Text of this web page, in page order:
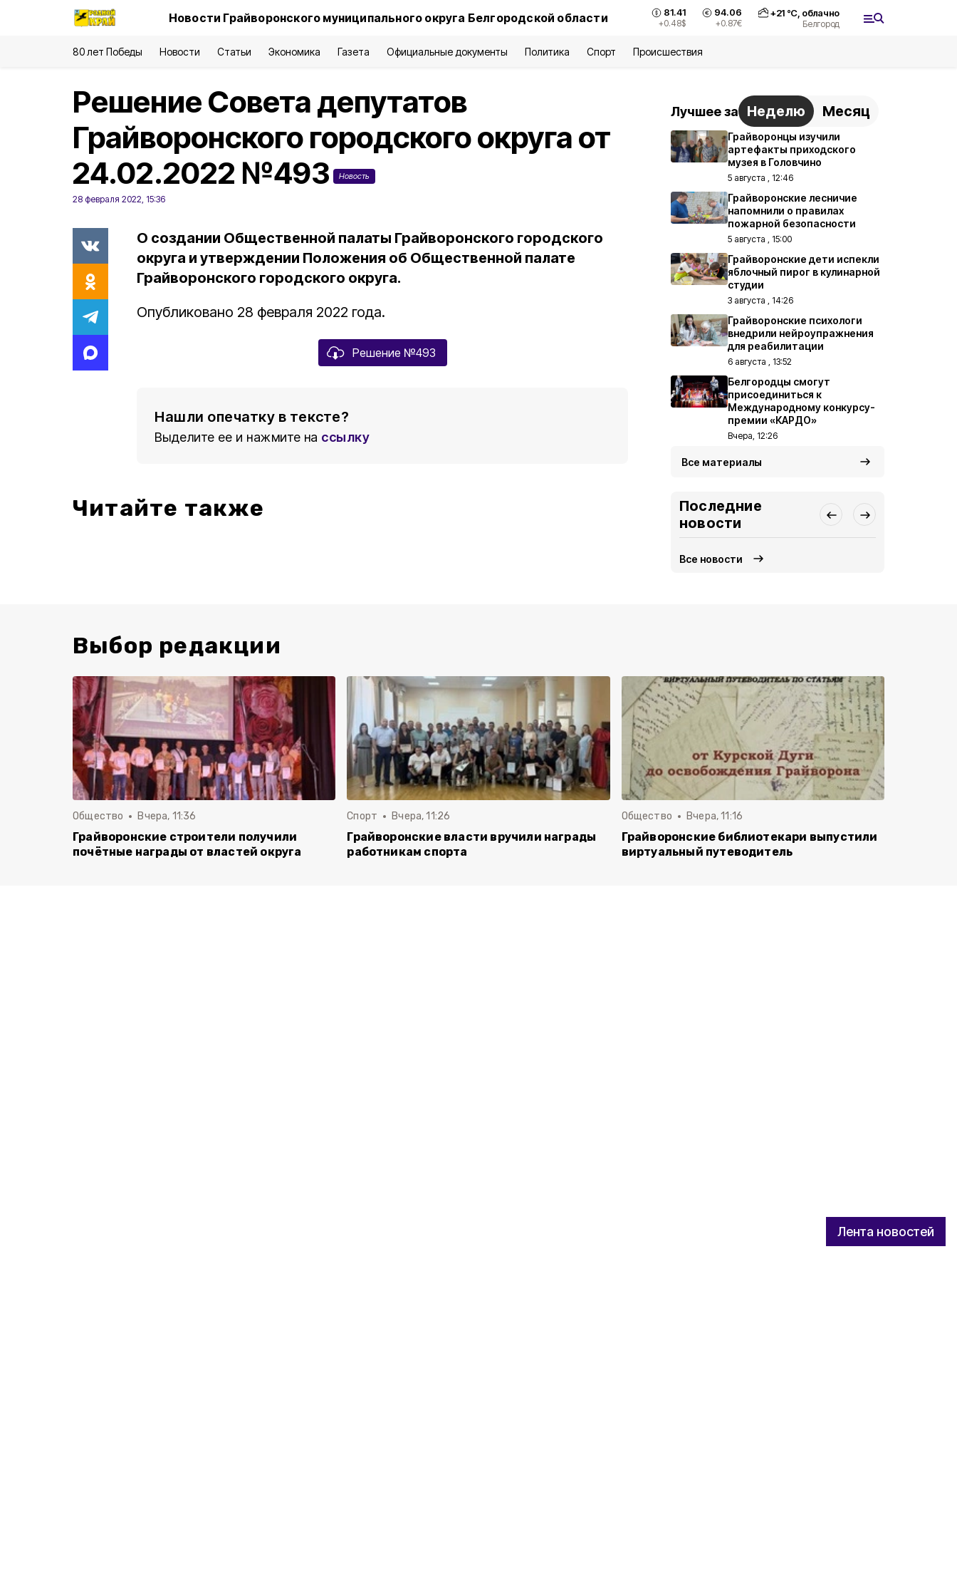
Новости Грайворонского муниципального округа Белгородской области 81.41
+0.48$
94.06
+0.87€
+21°С, облачно
Белгород
80 лет Победы Новости Статьи Экономика Газета Официальные документы Политика Спорт Происшествия
Лента новостей
Решение Совета депутатов
Грайворонского городского округа от
24.02.2022 №493
Новость
28 февраля 2022, 15:36
О создании Общественной палаты Грайворонского городского
округа и утверждении Положения об Общественной палате
Грайворонского городского округа.
Опубликовано 28 февраля 2022 года.
Решение №493
Нашли опечатку в тексте?
Выделите ее и нажмите на ссылку
Читайте также
Лучшее за Неделю Месяц
Грайворонцы изучили
артефакты приходского
музея в Головчино
5 августа , 12:46
Грайворонские лесничие
напомнили о правилах
пожарной безопасности
5 августа , 15:00
Грайворонские дети испекли
яблочный пирог в кулинарной
студии
3 августа , 14:26
Грайворонские психологи
внедрили нейроупражнения
для реабилитации
6 августа , 13:52
Белгородцы смогут
присоединиться к
Международному конкурсу-
премии «КАРДО»
Вчера, 12:26
Все материалы
Последние
новости
Все новости
Выбор редакции
Общество Вчера, 11:36
Грайворонские строители получили
почётные награды от властей округа
Спорт Вчера, 11:26
Грайворонские власти вручили награды
работникам спорта
Общество Вчера, 11:16
Грайворонские библиотекари выпустили
виртуальный путеводитель